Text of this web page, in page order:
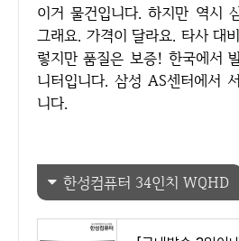
이거 물건입니다. 하지만 역시
그래요. 가격이 달라요. 타사 대
렇지만 품질은 보증! 한국에서
니터입니다. 삼성 AS센터에서
니다.
한성컴퓨터 34인치 WQHD